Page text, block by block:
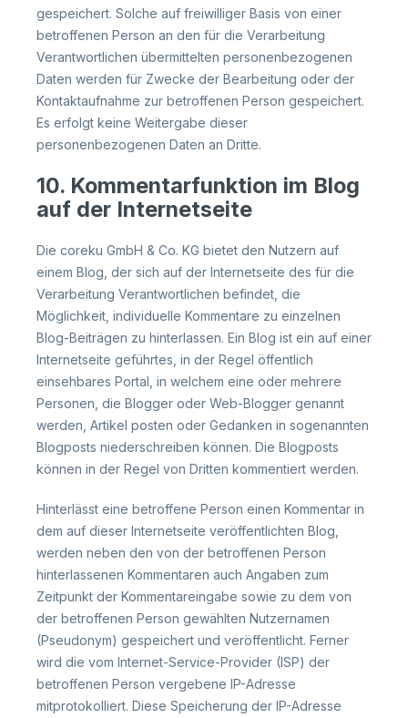
gespeichert. Solche auf freiwilliger Basis von einer
betroffenen Person an den für die Verarbeitung
Verantwortlichen übermittelten personenbezogenen
Daten werden für Zwecke der Bearbeitung oder der
Kontaktaufnahme zur betroffenen Person gespeichert.
Es erfolgt keine Weitergabe dieser
personenbezogenen Daten an Dritte.
10. Kommentarfunktion im Blog
auf der Internetseite
Die coreku GmbH & Co. KG bietet den Nutzern auf
einem Blog, der sich auf der Internetseite des für die
Verarbeitung Verantwortlichen befindet, die
Möglichkeit, individuelle Kommentare zu einzelnen
Blog-Beiträgen zu hinterlassen. Ein Blog ist ein auf einer
Internetseite geführtes, in der Regel öffentlich
einsehbares Portal, in welchem eine oder mehrere
Personen, die Blogger oder Web-Blogger genannt
werden, Artikel posten oder Gedanken in sogenannten
Blogposts niederschreiben können. Die Blogposts
können in der Regel von Dritten kommentiert werden.
Hinterlässt eine betroffene Person einen Kommentar in
dem auf dieser Internetseite veröffentlichten Blog,
werden neben den von der betroffenen Person
hinterlassenen Kommentaren auch Angaben zum
Zeitpunkt der Kommentareingabe sowie zu dem von
der betroffenen Person gewählten Nutzernamen
(Pseudonym) gespeichert und veröffentlicht. Ferner
wird die vom Internet-Service-Provider (ISP) der
betroffenen Person vergebene IP-Adresse
mitprotokolliert. Diese Speicherung der IP-Adresse